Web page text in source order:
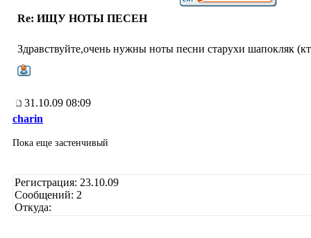
Re: ИЩУ НОТЫ ПЕСЕН
Здравствуйте,очень нужны ноты песни старухи шапокляк
31.10.09 08:09
charin
Пока еще застенчивый
Регистрация: 23.10.09
Сообщений: 2
Откуда: